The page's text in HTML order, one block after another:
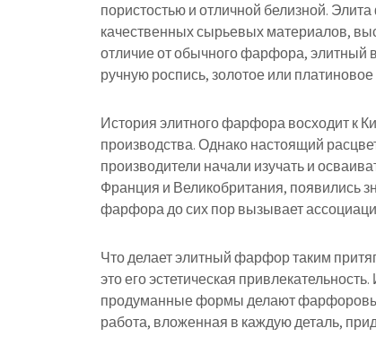
пористостью и отличной белизной.
качественных сырьевых материалов,
отличие от обычного фарфора, элитный
ручную роспись, золотое или
История элитного фарфора восходит к
производства. Однако настоящий
производители начали изучать и
Франция и Великобритания, появились
фарфора до сих пор вызывает
Что делает элитный фарфор таким
это его эстетическая
продуманные формы делают
работа, вложенная в каждую деталь,